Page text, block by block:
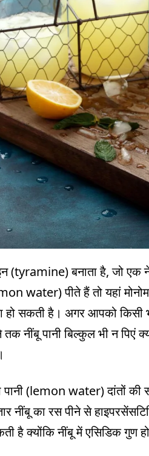
(tyramine) बनाता है, जो एक
water) पीते हैं तो यहां
हो सकती है। अगर आपको किसी
तक नींबू पानी बिल्कुल भी न पिएं
पानी (lemon water) दांतों
नींबू का रस पीने से
है क्योंकि नींबू में एसिडिक गुण